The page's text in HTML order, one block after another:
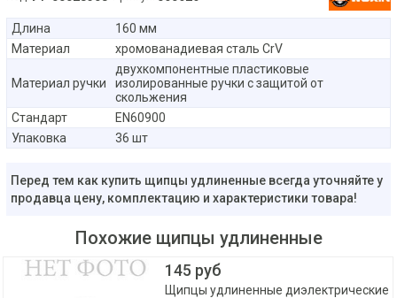
Длина
160 мм
Материал
хромованадиевая сталь CrV
Материал ручки
двухкомпонентные пластиковые
изолированные ручки с защитой от
скольжения
Стандарт
EN60900
Упаковка
36 шт
Перед тем как купить щипцы удлиненные всегда уточняйте у
продавца цену, комплектацию и характеристики товара!
Похожие щипцы удлиненные
145 руб
Щипцы удлиненные диэлектрические